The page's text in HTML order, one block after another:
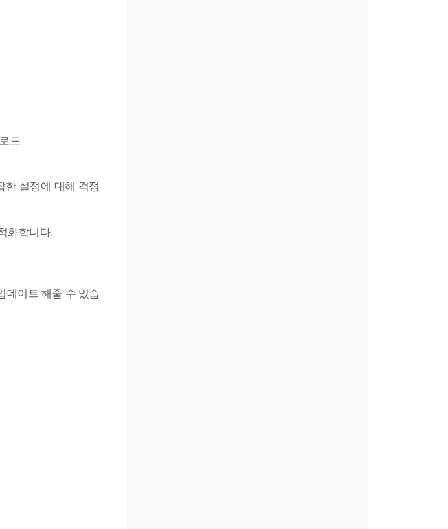
한 설정에 대해 걱정
화합니다.
데이트 해줄 수 있습